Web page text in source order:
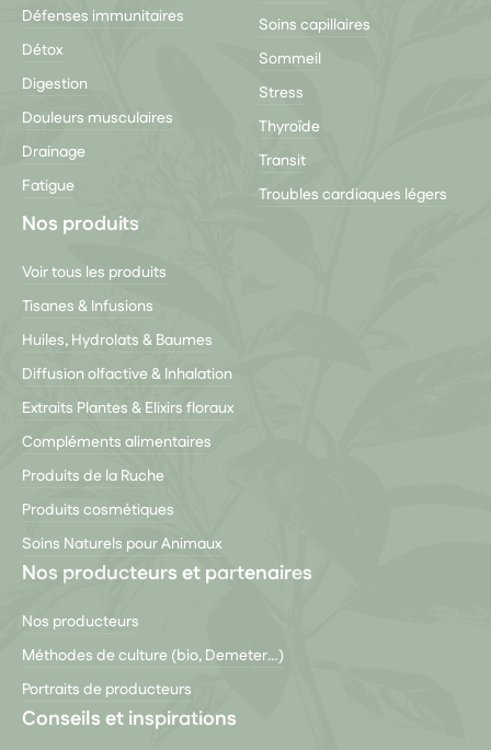
Défenses immunitaires
Détox
Digestion
Douleurs musculaires
Drainage
Fatigue
Soins capillaires
Sommeil
Stress
Thyroïde
Transit
Troubles cardiaques légers
Nos produits
Voir tous les produits
Tisanes & Infusions
Huiles, Hydrolats & Baumes
Diffusion olfactive & Inhalation
Extraits Plantes & Elixirs floraux
Compléments alimentaires
Produits de la Ruche
Produits cosmétiques
Soins Naturels pour Animaux
Nos producteurs et partenaires
Nos producteurs
Méthodes de culture (bio, Demeter…)
Portraits de producteurs
Conseils et inspirations